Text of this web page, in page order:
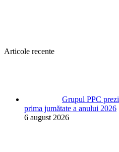
Articole recente
Grupul PPC
prima jumătate a anului 2026
6 august 2026